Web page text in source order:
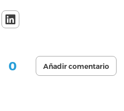
0 Añadir comentario